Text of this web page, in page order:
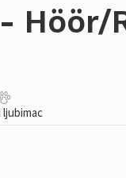
Höör/
ljubimac